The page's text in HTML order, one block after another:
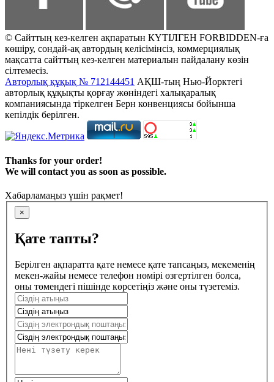
© Сайттың кез-келген ақпаратын КҮТІЛГЕН FORBIDDEN-ға
көшіру, сондай-ақ автордың келісімінсіз, коммерциялық
мақсатта сайттың кез-келген материалын пайдалану көзін
сілтемесіз.
Авторлық құқық № 712144451 АҚШ-тың Нью-Йорктегі
авторлық құқықты қорғау жөніндегі халықаралық
компаниясында тіркелген Берн конвенциясы бойынша
кепілдік берілген.
Thanks for your order!
We will contact you as soon as possible.
Хабарламаңыз үшін рақмет!
×
Қате тапты?
Берілген ақпаратта қате немесе қате тапсаңыз, мекеменің
мекен-жайы немесе телефон нөмірі өзгертілген болса,
оны төмендегі пішінде көрсетіңіз және оны түзетеміз.